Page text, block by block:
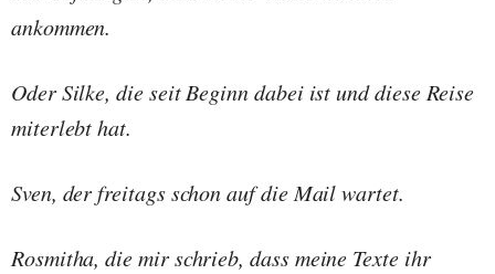
ankommen.
Oder Silke, die seit Beginn dabei ist und diese Reise
miterlebt hat.
Sven, der freitags schon auf die Mail wartet.
Rosmitha, die mir schrieb, dass meine Texte ihr